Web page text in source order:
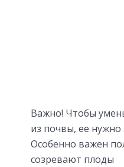
Важно! Чтобы
из почвы, ее
Особенно важен
созревают плоды